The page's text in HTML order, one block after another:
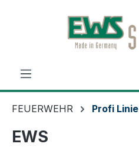
Zum Hauptinhalt springen
FEUERWEHR Profi Linie
EWS